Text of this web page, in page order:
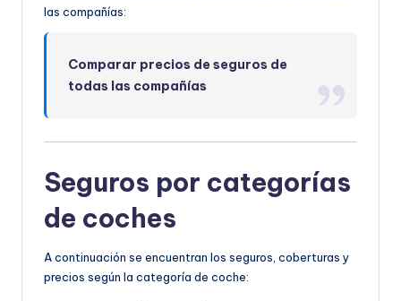
las compañías:
Comparar precios de seguros de
todas las compañías
Seguros por categorías
de coches
A continuación se encuentran los seguros, coberturas y
precios según la categoría de coche: